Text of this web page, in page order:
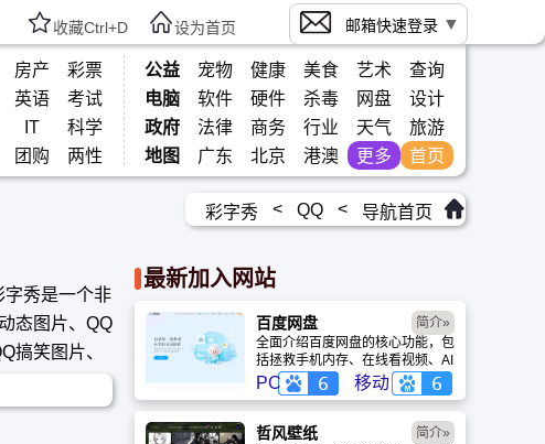
收藏Ctrl+D 设为首页 邮箱快速登录
房产
彩票
英语
考试
IT
科学
团购 两性
公益 宠物 健康 美食 艺术
查询
电脑
软件 硬件 杀毒 网盘
设计
政府
法律 商务 行业 天气
旅游
地图
广东 北京 港澳 更多 首页
彩字秀 < QQ < 导航首页
字秀是一个非
态图片、QQ
搞笑图片、
最新加入网站
百度网盘
全面介绍百度网盘的核心功能，包
括拯救手机内存、在线看视频、AI
智能做笔记与总结长文。详细解答
数据安全性及服务器备份机制，带
你了解GenFlow AI智能体如何帮
你高效办公与学习。
PC 移动
简介»
哲风壁纸 简介»